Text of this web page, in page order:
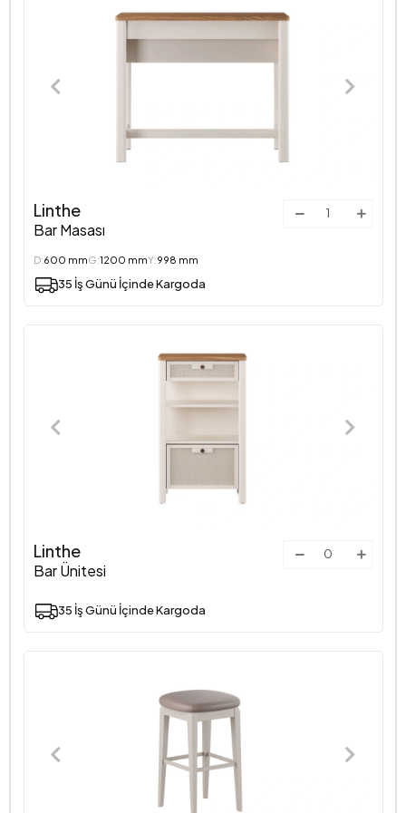
Linthe
Bar Masası
D:600 mmG:1200 mmY:998 mm
35 İş Günü İçinde Kargoda
Linthe
Bar Ünitesi
35 İş Günü İçinde Kargoda